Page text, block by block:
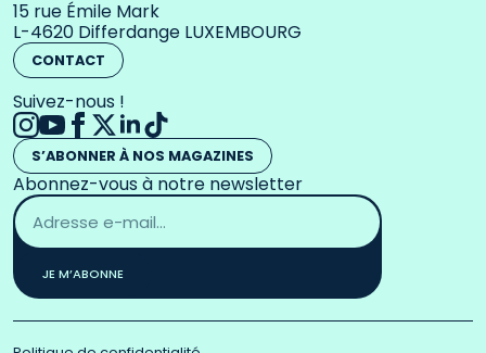
15 rue Émile Mark
L-4620 Differdange LUXEMBOURG
CONTACT
Suivez-nous !
S’ABONNER À NOS MAGAZINES
Abonnez-vous à notre newsletter
Adresse
email
*
JE M’ABONNE